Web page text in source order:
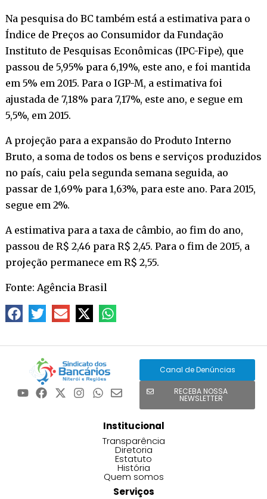
Na pesquisa do BC também está a estimativa para o
Índice de Preços ao Consumidor da Fundação
Instituto de Pesquisas Econômicas (IPC-Fipe), que
passou de 5,95% para 6,19%, este ano, e foi mantida
em 5% em 2015. Para o IGP-M, a estimativa foi
ajustada de 7,18% para 7,17%, este ano, e segue em
5,5%, em 2015.
A projeção para a expansão do Produto Interno
Bruto, a soma de todos os bens e serviços produzidos
no país, caiu pela segunda semana seguida, ao
passar de 1,69% para 1,63%, para este ano. Para 2015,
segue em 2%.
A estimativa para a taxa de câmbio, ao fim do ano,
passou de R$ 2,46 para R$ 2,45. Para o fim de 2015, a
projeção permanece em R$ 2,55.
Fonte: Agência Brasil
Canal de Denúncias
RECEBA NOSSA
NEWSLETTER
Institucional
Transparência
Diretoria
Estatuto
História
Quem somos
Serviços